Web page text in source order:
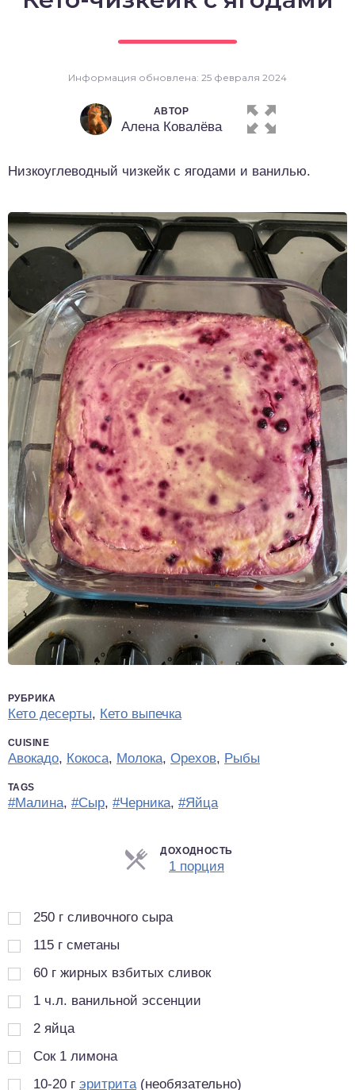
Информация обновлена: 25 февраля 2024
АВТОР
Алена Ковалёва
Низкоуглеводный чизкейк с ягодами и ванилью.
РУБРИКА
Кето десерты, Кето выпечка
CUISINE
Авокадо, Кокоса, Молока, Орехов, Рыбы
TAGS
#Малина, #Сыр, #Черника, #Яйца
ДОХОДНОСТЬ
1 порция
250 г сливочного сыра
115 г сметаны
60 г жирных взбитых сливок
1 ч.л. ванильной эссенции
2 яйца
Сок 1 лимона
10-20 г эритрита(необязательно)